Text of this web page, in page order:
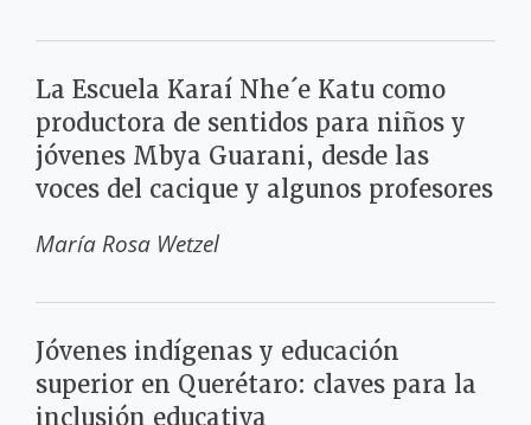
La Escuela Karaí Nhe´e Katu como
productora de sentidos para niños y
jóvenes Mbya Guarani, desde las
voces del cacique y algunos profesores
María Rosa Wetzel
Jóvenes indígenas y educación
superior en Querétaro: claves para la
inclusión educativa